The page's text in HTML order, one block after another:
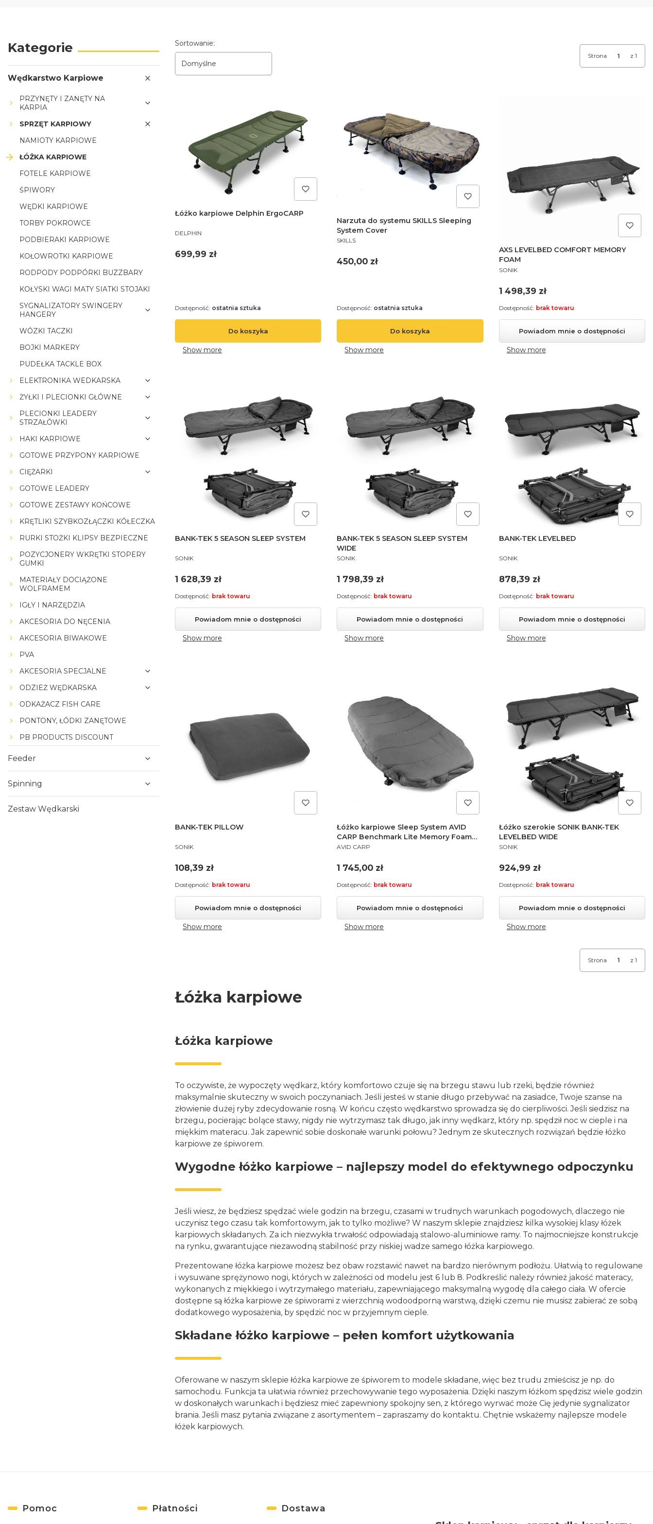
Kategorie
Wędkarstwo Karpiowe
PRZYNĘTY I ZANĘTY NA
KARPIA
SPRZĘT KARPIOWY
NAMIOTY KARPIOWE
ŁÓŻKA KARPIOWE
FOTELE KARPIOWE
ŚPIWORY
WĘDKI KARPIOWE
TORBY POKROWCE
PODBIERAKI KARPIOWE
KOŁOWROTKI KARPIOWE
RODPODY PODPÓRKI BUZZBARY
KOŁYSKI WAGI MATY SIATKI STOJAKI
SYGNALIZATORY SWINGERY
HANGERY
WÓZKI TACZKI
BOJKI MARKERY
PUDEŁKA TACKLE BOX
ELEKTRONIKA WEDKARSKA
ŻYŁKI I PLECIONKI GŁÓWNE
PLECIONKI LEADERY
STRZAŁÓWKI
HAKI KARPIOWE
GOTOWE PRZYPONY KARPIOWE
CIĘŻARKI
GOTOWE LEADERY
GOTOWE ZESTAWY KOŃCOWE
KRĘTLIKI SZYBKOZŁĄCZKI KÓŁECZKA
RURKI STOŻKI KLIPSY BEZPIECZNE
POZYCJONERY WKRĘTKI STOPERY
GUMKI
MATERIAŁY DOCIĄŻONE
WOLFRAMEM
IGŁY I NARZĘDZIA
AKCESORIA DO NĘCENIA
AKCESORIA BIWAKOWE
PVA
AKCESORIA SPECJALNE
ODZIEŻ WĘDKARSKA
ODKAŻACZ FISH CARE
PONTONY, ŁÓDKI ZANĘTOWE
PB PRODUCTS DISCOUNT
Feeder
Spinning
Zestaw Wędkarski
Lista produktów
Sortowanie:
Domyślne
Strona z 1
Łóżko karpiowe Delphin ErgoCARP
PRODUCENT
DELPHIN
Cena
699,99 zł
Do koszyka
Dostępność: ostatnia sztuka
Show more
Narzuta do systemu SKILLS Sleeping
System Cover
PRODUCENT
SKILLS
Cena
450,00 zł
Do koszyka
Dostępność: ostatnia sztuka
Show more
AXS LEVELBED COMFORT MEMORY
FOAM
PRODUCENT
SONIK
Cena
1 498,39 zł
Powiadom mnie o dostępności
Dostępność: brak towaru
Show more
BANK-TEK 5 SEASON SLEEP SYSTEM
PRODUCENT
SONIK
Cena
1 628,39 zł
Powiadom mnie o dostępności
Dostępność: brak towaru
Show more
BANK-TEK 5 SEASON SLEEP SYSTEM
WIDE
PRODUCENT
SONIK
Cena
1 798,39 zł
Powiadom mnie o dostępności
Dostępność: brak towaru
Show more
BANK-TEK LEVELBED
PRODUCENT
SONIK
Cena
878,39 zł
Powiadom mnie o dostępności
Dostępność: brak towaru
Show more
BANK-TEK PILLOW
PRODUCENT
SONIK
Cena
108,39 zł
Powiadom mnie o dostępności
Dostępność: brak towaru
Show more
Łóżko karpiowe Sleep System AVID
CARP Benchmark Lite Memory Foam
System
PRODUCENT
AVID CARP
Cena
1 745,00 zł
Powiadom mnie o dostępności
Dostępność: brak towaru
Show more
Łóżko szerokie SONIK BANK-TEK
LEVELBED WIDE
PRODUCENT
SONIK
Cena
924,99 zł
Powiadom mnie o dostępności
Dostępność: brak towaru
Show more
Strona z 1
Łóżka karpiowe
Łóżka karpiowe
To oczywiste, że wypoczęty wędkarz, który komfortowo czuje się na brzegu stawu lub rzeki, będzie również
maksymalnie skuteczny w swoich poczynaniach. Jeśli jesteś w stanie długo przebywać na zasiadce, Twoje szanse na
złowienie dużej ryby zdecydowanie rosną. W końcu często wędkarstwo sprowadza się do cierpliwości. Jeśli siedzisz na
brzegu, pocierając bolące stawy, nigdy nie wytrzymasz tak długo, jak inny wędkarz, który np. spędził noc w cieple i na
miękkim materacu. Jak zapewnić sobie doskonałe warunki połowu? Jednym ze skutecznych rozwiązań będzie łóżko
karpiowe ze śpiworem.
Wygodne łóżko karpiowe – najlepszy model do efektywnego odpoczynku
Jeśli wiesz, że będziesz spędzać wiele godzin na brzegu, czasami w trudnych warunkach pogodowych, dlaczego nie
uczynisz tego czasu tak komfortowym, jak to tylko możliwe? W naszym sklepie znajdziesz kilka wysokiej klasy łóżek
karpiowych składanych. Za ich niezwykła trwałość odpowiadają stalowo-aluminiowe ramy. To najmocniejsze konstrukcje
na rynku, gwarantujące niezawodną stabilność przy niskiej wadze samego łóżka karpiowego.
Prezentowane łóżka karpiowe możesz bez obaw rozstawić nawet na bardzo nierównym podłożu. Ułatwią to regulowane
i wysuwane sprężynowo nogi, których w zależności od modelu jest 6 lub 8. Podkreślić należy również jakość materacy,
wykonanych z miękkiego i wytrzymałego materiału, zapewniającego maksymalną wygodę dla całego ciała. W ofercie
dostępne są łóżka karpiowe ze śpiworami z wierzchnią wodoodporną warstwą, dzięki czemu nie musisz zabierać ze sobą
dodatkowego wyposażenia, by spędzić noc w przyjemnym cieple.
Składane łóżko karpiowe – pełen komfort użytkowania
Oferowane w naszym sklepie łóżka karpiowe ze śpiworem to modele składane, więc bez trudu zmieścisz je np. do
samochodu. Funkcja ta ułatwia również przechowywanie tego wyposażenia. Dzięki naszym łóżkom spędzisz wiele godzin
w doskonałych warunkach i będziesz mieć zapewniony spokojny sen, z którego wyrwać może Cię jedynie sygnalizator
brania. Jeśli masz pytania związane z asortymentem – zapraszamy do kontaktu. Chętnie wskażemy najlepsze modele
łóżek karpiowych.
Linki w stopce
Pomoc Płatności Dostawa